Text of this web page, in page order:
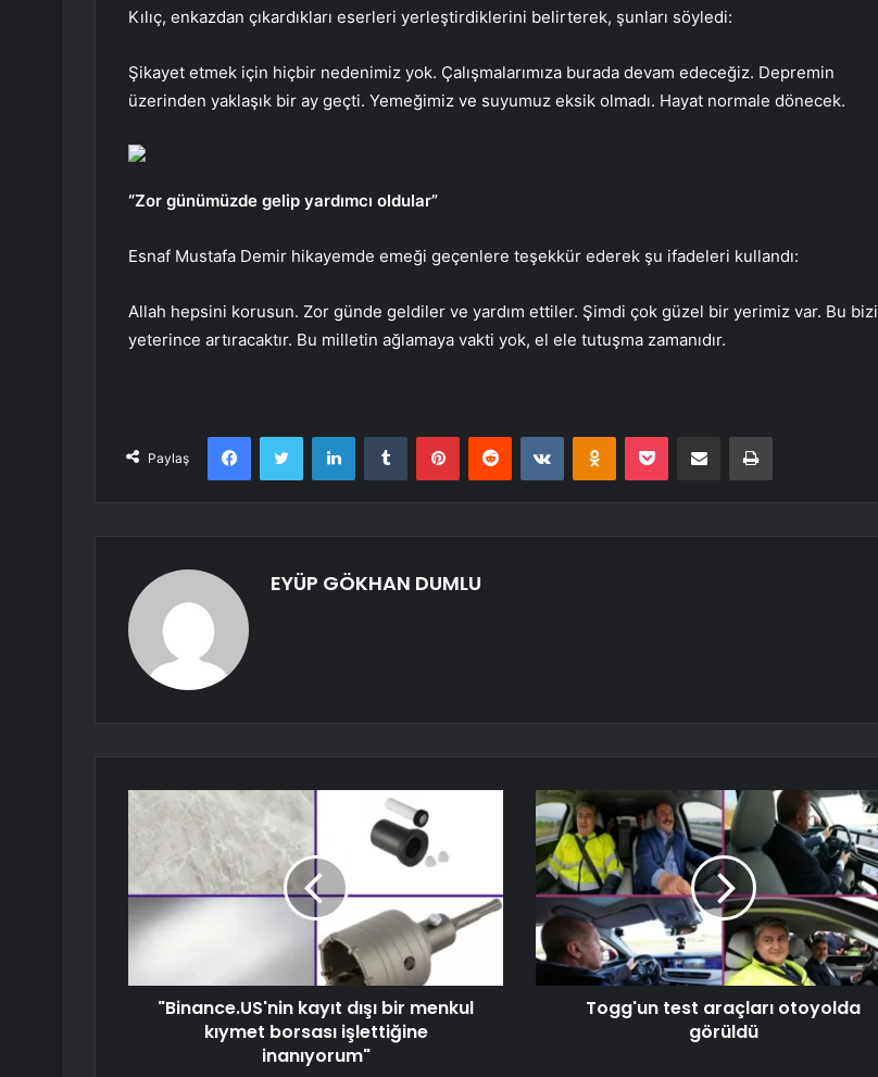
Kılıç, enkazdan çıkardıkları eserleri yerleştirdiklerini belirterek, şunları söyledi:
Şikayet etmek için hiçbir nedenimiz yok. Çalışmalarımıza burada devam edeceğiz. Depremin
üzerinden yaklaşık bir ay geçti. Yemeğimiz ve suyumuz eksik olmadı. Hayat normale dönecek.
“Zor günümüzde gelip yardımcı oldular”
Esnaf Mustafa Demir hikayemde emeği geçenlere teşekkür ederek şu ifadeleri kullandı:
Allah hepsini korusun. Zor günde geldiler ve yardım ettiler. Şimdi çok güzel bir yerimiz var. Bu bizi
yeterince artıracaktır. Bu milletin ağlamaya vakti yok, el ele tutuşma zamanıdır.
Paylaş
FacebookTwitter LinkedInTumblr PinterestReddit VKontakteOdnoklassniki
Pocket E-Posta ile paylaş Yazdır
EYÜP GÖKHAN DUMLU
"Binance.US'nin kayıt dışı bir menkul
kıymet borsası işlettiğine
inanıyorum"
Togg'un test araçları otoyolda
görüldü